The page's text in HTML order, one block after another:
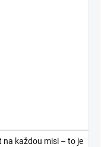
každou misi – to je